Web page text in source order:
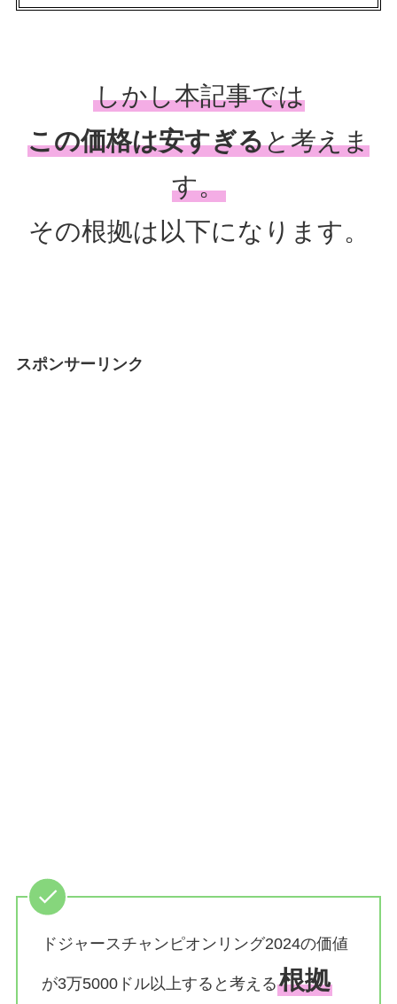
しかし本記事では
この価格は安すぎると考えま
す。
その根拠は以下になります。
スポンサーリンク
ドジャースチャンピオンリング2024の価値
が3万5000ドル以上すると考える根拠